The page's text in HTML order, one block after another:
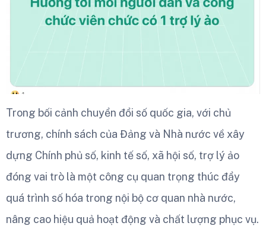
Trong bối cảnh chuyển đổi số quốc gia, với chủ
trương, chính sách của Đảng và Nhà nước về xây
dựng Chính phủ số, kinh tế số, xã hội số, trợ lý ảo
đóng vai trò là một công cụ quan trọng thúc đẩy
quá trình số hóa trong nội bộ cơ quan nhà nước,
nâng cao hiệu quả hoạt động và chất lượng phục vụ.